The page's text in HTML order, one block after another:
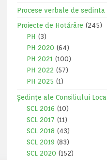
Procese verbale de sedinta
Proiecte de Hotărâre (245)
PH (3)
PH 2020 (64)
PH 2021 (100)
PH 2022 (57)
PH 2025 (1)
Ședințe ale Consiliului Local
SCL 2016 (10)
SCL 2017 (11)
SCL 2018 (43)
SCL 2019 (83)
SCL 2020 (152)